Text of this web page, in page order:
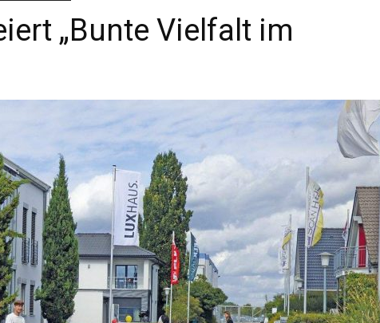
„Bunte Vielfalt im